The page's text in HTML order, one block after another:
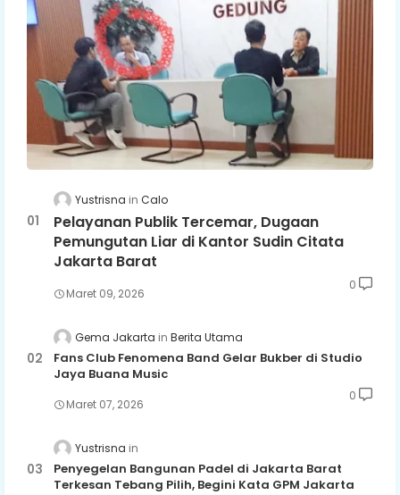
Yustrisna Calo
Pelayanan Publik Tercemar, Dugaan
Pemungutan Liar di Kantor Sudin Citata
Jakarta Barat
Maret 09, 2026
0
Gema Jakarta Berita Utama
Fans Club Fenomena Band Gelar Bukber di Studio
Jaya Buana Music
Maret 07, 2026
0
Yustrisna
Penyegelan Bangunan Padel di Jakarta Barat
Terkesan Tebang Pilih, Begini Kata GPM Jakarta